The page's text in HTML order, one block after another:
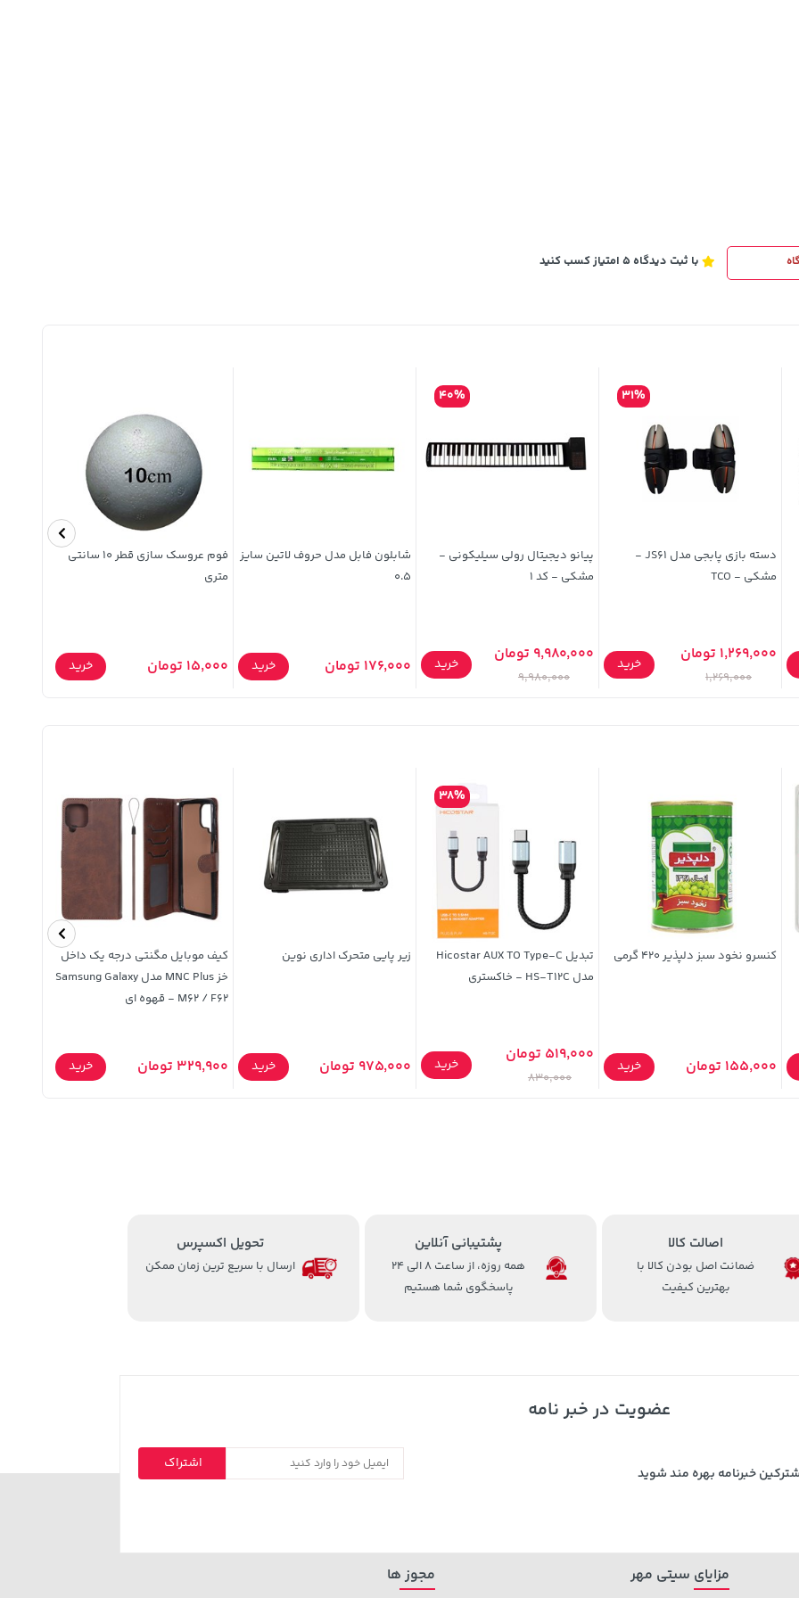
با ثبت دیدگاه 5 امتیاز کسب کنید
دسته بازی پابجی مدل JS61 -
مشکی - TCO
31%
1,269,000 تومان
1,269,000
خرید
پیانو دیجیتال رولی سیلیکونی -
مشکی - کد 1
40%
9,980,000 تومان
9,980,000
خرید
شابلون فابل مدل حروف لاتین سایز
0.5
176,000 تومان خرید
فوم عروسک سازی قطر 10 سانتی
متری
15,000 تومان خرید
کنسرو نخود سبز دلپذیر 420 گرمی
155,000 تومان خرید
تبدیل Hicostar AUX TO Type-C
مدل HS-T12C - خاکستری
38%
519,000 تومان
830,000
خرید
زیر پایی متحرک اداری نوین
975,000 تومان خرید
کیف موبایل مگنتی درجه یک داخل
خز MNC Plus مدل Samsung Galaxy
M62 / F62 - قهوه ای
329,900 تومان خرید
اصالت کالا
ضمانت اصل بودن کالا با
بهترین کیفیت
پشتیبانی آنلاین
همه روزه، از ساعت 8 الی 24
پاسخگوی شما هستیم
تحویل اکسپرس
ارسال با سریع ترین زمان ممکن
عضویت در خبر نامه
خبرنامه بهره مند شوید
اشتراک
مزایای سیتی مهر مجوز ها